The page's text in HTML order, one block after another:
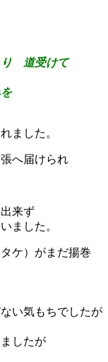
道受けて
ました。
へ届けられ
来ず
ました。
ケ）がまだ揚巻
い気もちでしたが
したが